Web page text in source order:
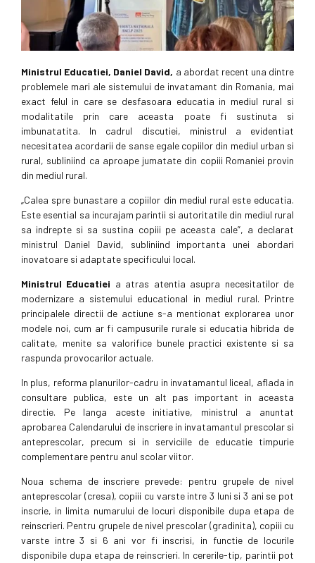
Ministrul Educatiei, Daniel David, a abordat recent una dintre
problemele mari ale sistemului de invatamant din Romania, mai
exact felul in care se desfasoara educatia in mediul rural si
modalitatile prin care aceasta poate fi sustinuta si
imbunatatita. In cadrul discutiei, ministrul a evidentiat
necesitatea acordarii de sanse egale copiilor din mediul urban si
rural, subliniind ca aproape jumatate din copiii Romaniei provin
din mediul rural.
„Calea spre bunastare a copiilor din mediul rural este educatia.
Este esential sa incurajam parintii si autoritatile din mediul rural
sa indrepte si sa sustina copiii pe aceasta cale”, a declarat
ministrul Daniel David, subliniind importanta unei abordari
inovatoare si adaptate specificului local.
Ministrul Educatiei a atras atentia asupra necesitatilor de
modernizare a sistemului educational in mediul rural. Printre
principalele directii de actiune s-a mentionat explorarea unor
modele noi, cum ar fi campusurile rurale si educatia hibrida de
calitate, menite sa valorifice bunele practici existente si sa
raspunda provocarilor actuale.
In plus, reforma planurilor-cadru in invatamantul liceal, aflada in
consultare publica, este un alt pas important in aceasta
directie. Pe langa aceste initiative, ministrul a anuntat
aprobarea Calendarului de inscriere in invatamantul prescolar si
anteprescolar, precum si in serviciile de educatie timpurie
complementare pentru anul scolar viitor.
Noua schema de inscriere prevede: pentru grupele de nivel
anteprescolar (cresa), copiii cu varste intre 3 luni si 3 ani se pot
inscrie, in limita numarului de locuri disponibile dupa etapa de
reinscrieri. Pentru grupele de nivel prescolar (gradinita), copiii cu
varste intre 3 si 6 ani vor fi inscrisi, in functie de locurile
disponibile dupa etapa de reinscrieri. In cererile-tip, parintii pot